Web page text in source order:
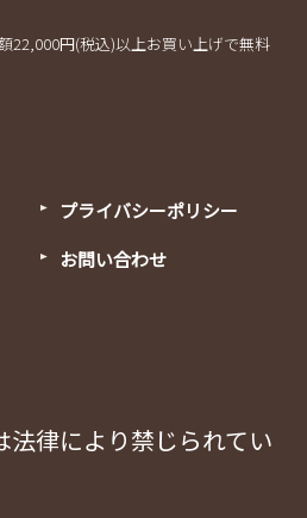
22,000円(税込)以上お買い上げで無料
プライバシーポリシー
お問い合わせ
法律により禁じられてい